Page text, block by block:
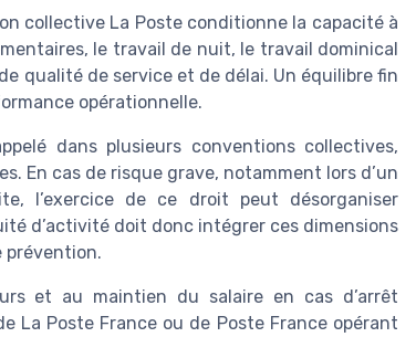
collective La Poste conditionne la capacité à
le travail de nuit, le travail dominical
qualité de service et de délai. Un équilibre fin
opérationnelle.
dans plusieurs conventions collectives,
En cas de risque grave, notamment lors d’un
l’exercice de ce droit peut désorganiser
d’activité doit donc intégrer ces dimensions
prévention.
et au maintien du salaire en cas d’arrêt
La Poste France ou de Poste France opérant